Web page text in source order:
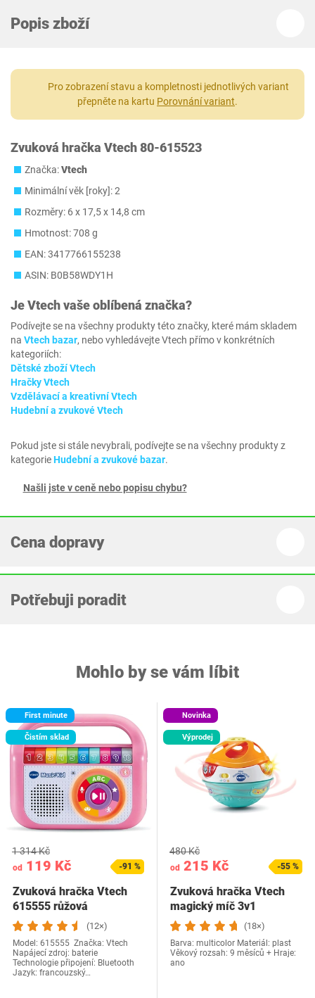
Popis zboží
Pro zobrazení stavu a kompletnosti jednotlivých variant
přepněte na kartu Porovnání variant.
Zvuková hračka Vtech 80-615523
Značka:Vtech
Minimální věk [roky]: 2
Rozměry: 6 x 17,5 x 14,8 cm
Hmotnost: 708 g
EAN: 3417766155238
ASIN: B0B58WDY1H
JeVtechvaše oblíbená značka?
Podívejte se na všechny produkty této značky, které mám skladem
na Vtech bazar, nebo vyhledávejte Vtech přímo v konkrétních
kategoriích:
Dětské zboží Vtech
Hračky Vtech
Vzdělávací a kreativní Vtech
Hudební a zvukové Vtech
Pokud jste si stále nevybrali, podívejte se na všechny produkty z
kategorieHudební a zvukové bazar.
Našli jste v ceně nebo popisu chybu?
Cena dopravy
Potřebuji poradit
Mohlo by se vám líbit
First minute
Čistím sklad
od 119 Kč
1 314 Kč
-91 %
Zvuková hračka Vtech
615555 růžová
(12×)
Model: 615555 Značka: Vtech
Napájecí zdroj: baterie
Technologie připojení: Bluetooth
Jazyk: francouzský…
Novinka
Výprodej
od 215 Kč
480 Kč
-55 %
Zvuková hračka Vtech
magický míč 3v1
(18×)
Barva: multicolor Materiál: plast
Věkový rozsah: 9 měsíců + Hraje:
ano